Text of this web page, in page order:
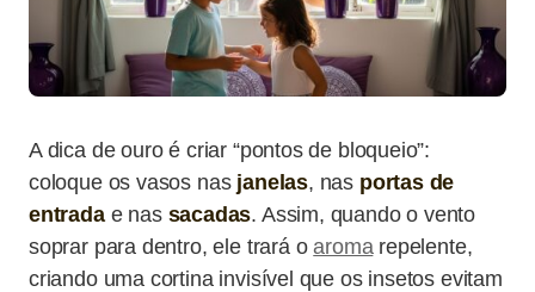
A dica de ouro é criar “pontos de bloqueio”:
coloque os vasos nas janelas, nas portas de
entradae nas sacadas. Assim, quando o vento
soprar para dentro, ele trará oaroma repelente,
criando uma cortina invisível que os insetos evitam